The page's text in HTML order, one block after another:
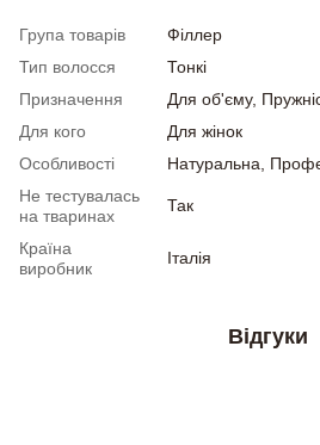
Група товарів
Філлер
Тип волосся
Тонкі
Призначення
Для об'єму,
Для кого
Для жінок
Особливості
Натуральна,
Не тестувалась
на тваринах
Так
Країна
виробник
Італія
Відгуки